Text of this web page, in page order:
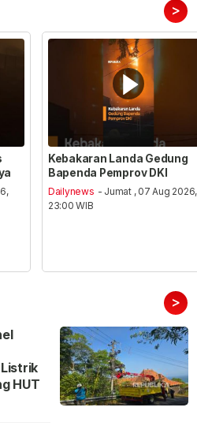
>
Kebakaran Landa Gedung
Bapenda Pemprov DKI
Dailynews - Jumat , 07 Aug 2026,
23:00 WIB
>
HUT